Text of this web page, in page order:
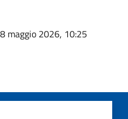
maggio 2026, 10:25